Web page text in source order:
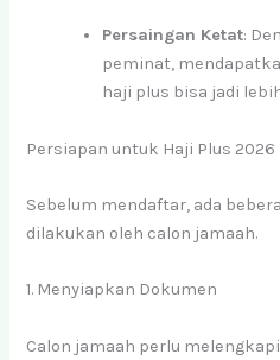
Persaingan Ketat:
peminat,
haji plus bisa jadi
Persiapan untuk Haji Plus 2026
Sebelum mendaftar, ada
dilakukan oleh calon jamaah.
1. Menyiapkan Dokumen
Calon jamaah perlu